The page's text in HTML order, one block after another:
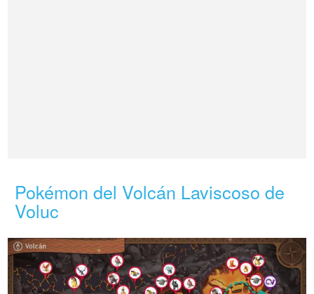
Pokémon del Volcán Laviscoso de
Voluc